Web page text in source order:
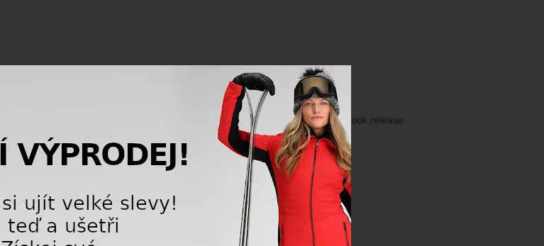
Forward Lean Control, Kabrio Kinetic Tongue, Power band + Quick-hook release